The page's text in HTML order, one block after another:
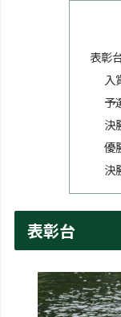
表彰
入
予
決
優
決
表彰台